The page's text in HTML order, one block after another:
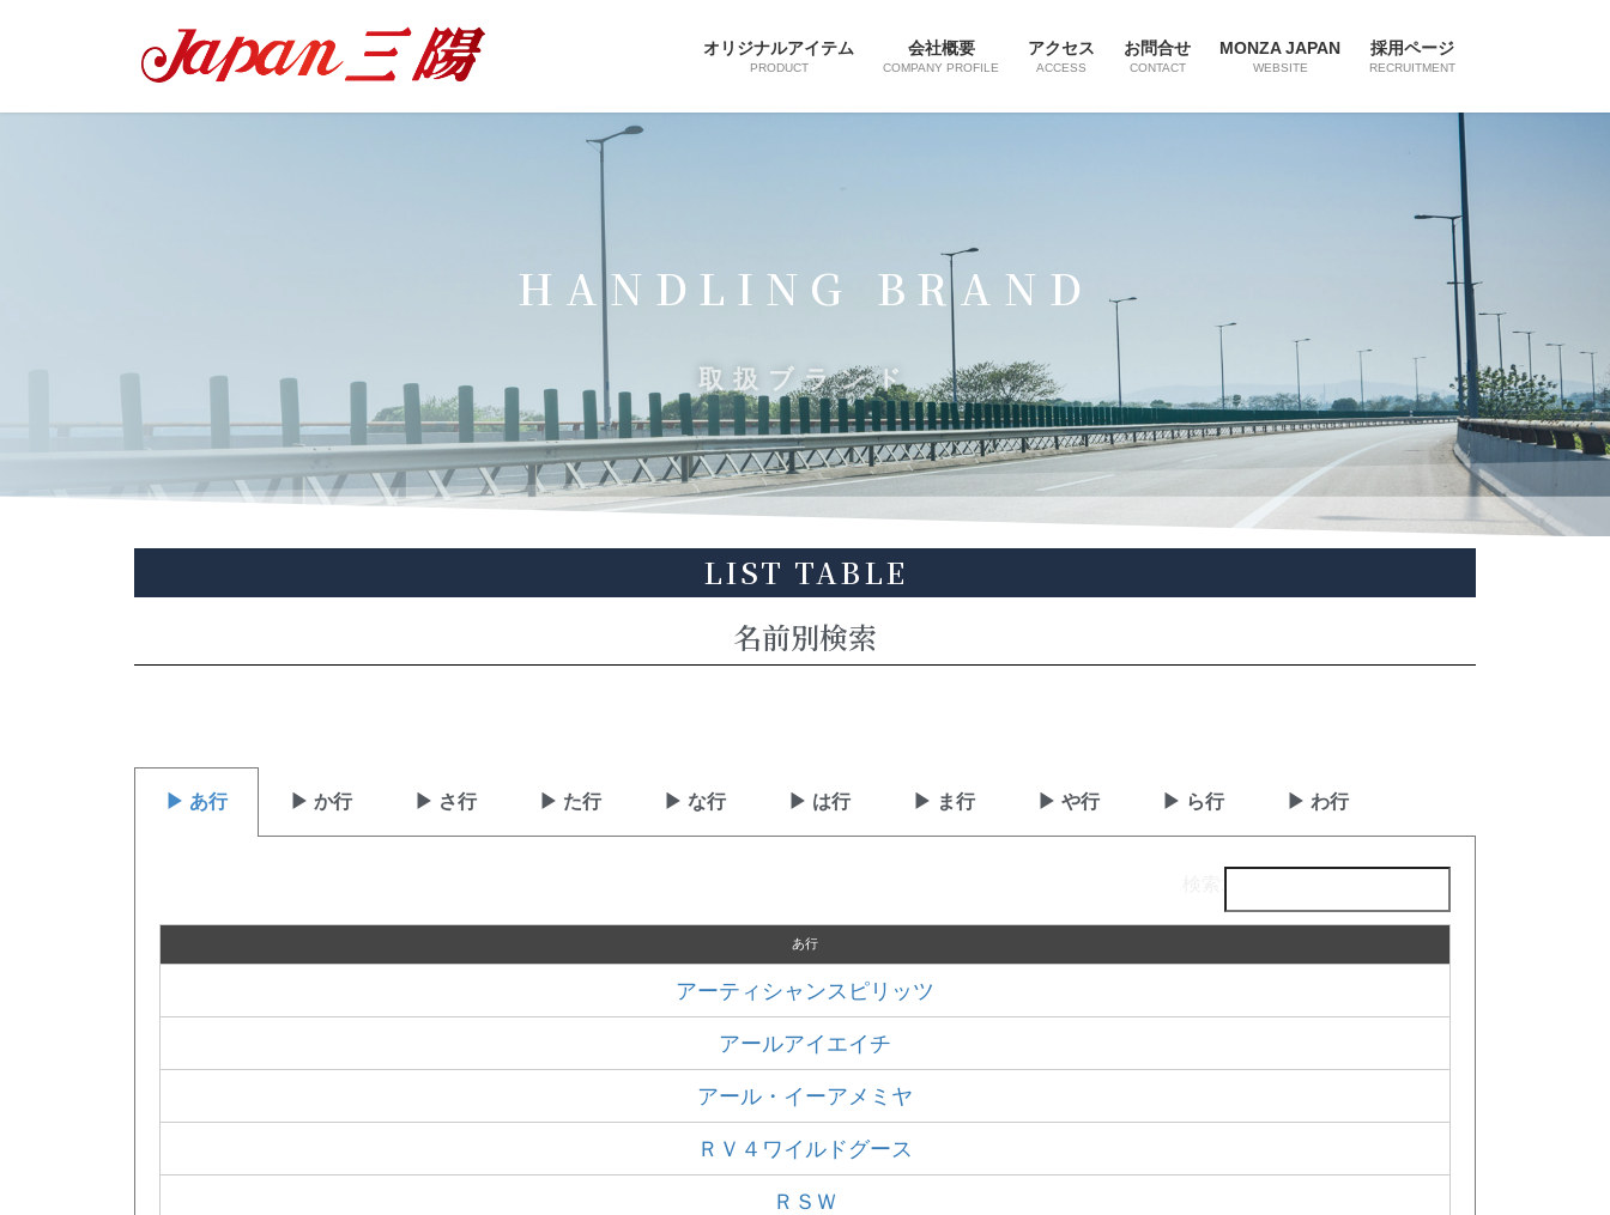
オリジナルアイテム
PRODUCT
会社概要
COMPANY PROFILE
アクセス
ACCESS
お問合せ
CONTACT
MONZA JAPAN
WEBSITE
採用ページ
RECRUITMENT
HANDLING BRAND
取扱ブランド
LIST TABLE
名前別検索
▶ あ行 ▶ か行 ▶ さ行 ▶ た行 ▶ な行 ▶ は行 ▶ ま行 ▶ や行 ▶ ら行 ▶ わ行
あ行
アーティシャンスピリッツ
アールアイエイチ
アール・イーアメミヤ
ＲＶ４ワイルドグース
ＲＳＷ